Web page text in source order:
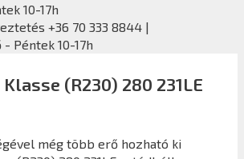
10-17h
+36 70 333 8844 |
Péntek 10-17h
(R230) 280 231LE
még több erő hozható ki